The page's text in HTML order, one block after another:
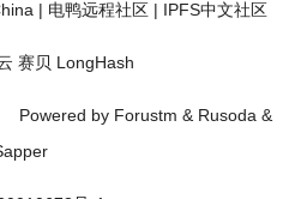
| 电鸭远程社区| IPFS中文社区
赛贝 LongHash
Powered by Forustm & Rusoda &